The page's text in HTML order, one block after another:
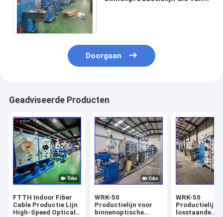
Doorgaan
Geadviseerde Producten
FTTH Indoor Fiber
Cable Productie Lijn
High-Speed Optical
WRK-50
Productielijn voor
binnenoptische
WRK-50
Productielijn
losstaande